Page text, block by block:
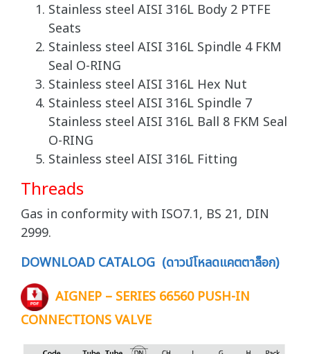
Stainless steel AISI 316L Body 2 PTFE
Seats
Stainless steel AISI 316L Spindle 4 FKM
Seal O-RING
Stainless steel AISI 316L Hex Nut
Stainless steel AISI 316L Spindle 7
Stainless steel AISI 316L Ball 8 FKM Seal
O-RING
Stainless steel AISI 316L Fitting
Threads
Gas in conformity with ISO7.1, BS 21, DIN
2999.
DOWNLOAD CATALOG (ดาวน์โหลดแคตตาล็อก)
AIGNEP – SERIES 66560 PUSH-IN
CONNECTIONS VALVE